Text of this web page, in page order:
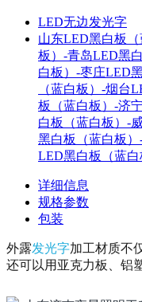
LED无边发光字
山东LED黑白板
板）-青岛LED黑
白板）-枣庄LED
（蓝白板）-烟台
板（蓝白板）-济
白板（蓝白板）-
黑白板（蓝白板
LED黑白板（蓝
详细信息
规格参数
包装
外露发光字加工材质不
还可以用亚克力板、铝